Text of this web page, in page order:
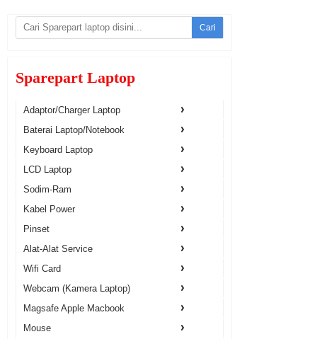
Cari
Sparepart Laptop
Adaptor/Charger Laptop
Baterai Laptop/Notebook
Keyboard Laptop
LCD Laptop
Sodim-Ram
Kabel Power
Pinset
Alat-Alat Service
Wifi Card
Webcam (Kamera Laptop)
Magsafe Apple Macbook
Mouse